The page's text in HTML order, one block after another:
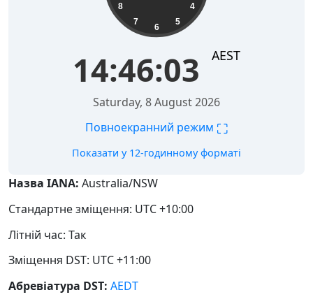
4
5
6
7
8
14:46:03 AEST
Saturday, 8 August 2026
Повноекранний режим ⛶
Показати у 12-годинному форматі
Назва IANA: Australia/NSW
Стандартне зміщення: UTC +10:00
Літній час: Так
Зміщення DST: UTC +11:00
Абревіатура DST: AEDT